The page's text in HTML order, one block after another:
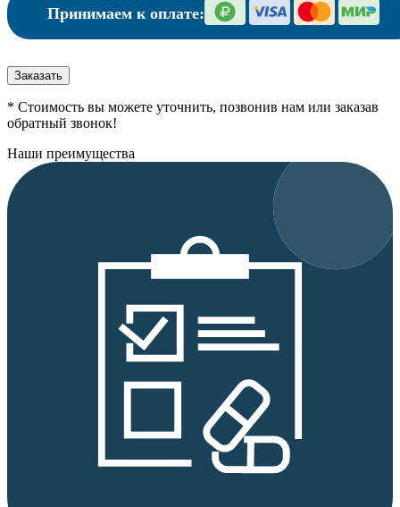
Принимаем к оплате:
Заказать
* Стоимость вы можете уточнить, позвонив нам или заказав
обратный звонок!
Наши преимущества